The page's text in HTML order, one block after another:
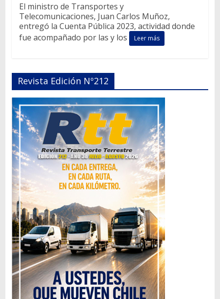
El ministro de Transportes y
Telecomunicaciones, Juan Carlos Muñoz,
entregó la Cuenta Pública 2023, actividad donde
fue acompañado por las y los
Leer más
Revista Edición Nº212